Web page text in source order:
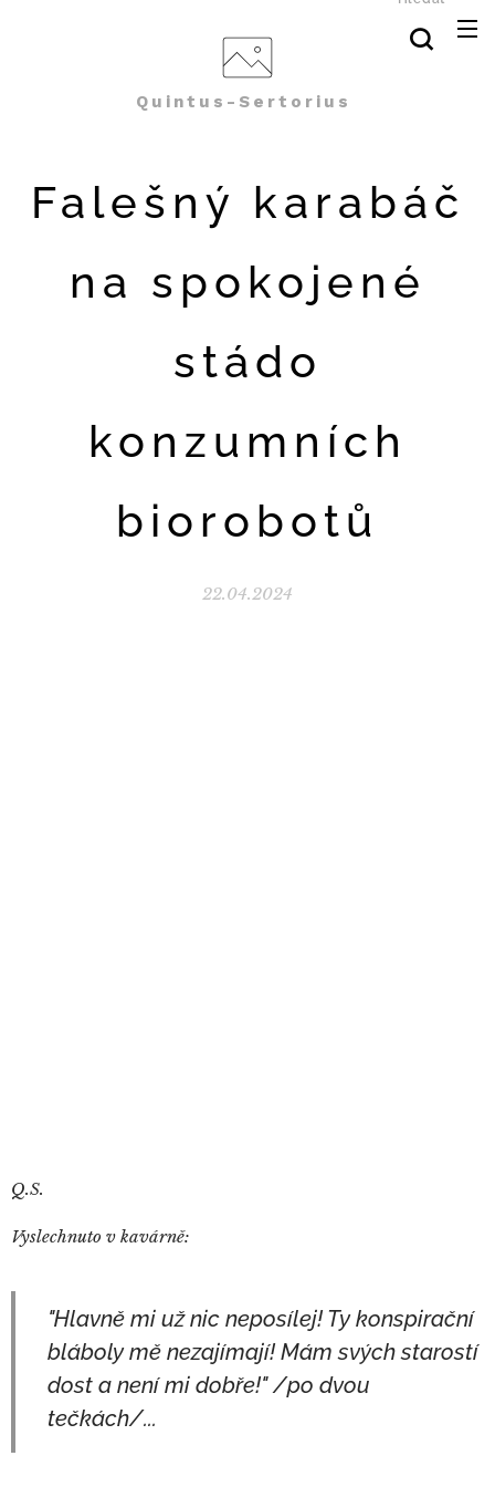
Quintus-Sertorius
Falešný karabáč
na spokojené
stádo
konzumních
biorobotů
22.04.2024
Q.S.
Vyslechnuto v kavárně:
"Hlavně mi už nic neposílej! Ty konspirační
bláboly mě nezajímají! Mám svých starostí
dost a není mi dobře!" /po dvou
tečkách/...